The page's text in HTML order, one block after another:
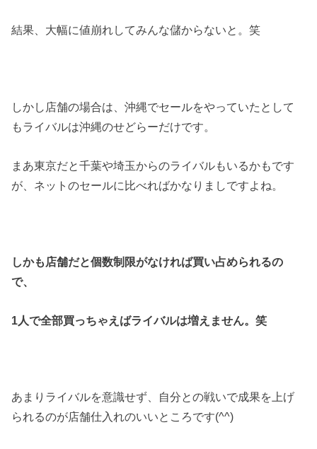
結果、大幅に値崩れしてみんな儲からないと。笑
しかし店舗の場合は、沖縄でセールをやっていたとして
もライバルは沖縄のせどらーだけです。
まあ東京だと千葉や埼玉からのライバルもいるかもです
が、ネットのセールに比べればかなりましですよね。
しかも店舗だと個数制限がなければ買い占められるの
で、
1人で全部買っちゃえばライバルは増えません。笑
あまりライバルを意識せず、自分との戦いで成果を上げ
られるのが店舗仕入れのいいところです(^^)